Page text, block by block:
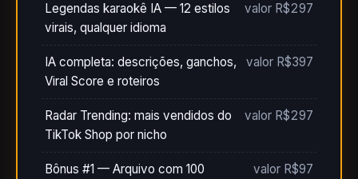
Legendas karaokê IA — 12 estilos
virais, qualquer idioma
valor R$297
IA completa: descrições, ganchos,
Viral Score e roteiros
valor R$397
Radar Trending: mais vendidos do
TikTok Shop por nicho
valor R$297
Bônus #1 — Arquivo com 100 valor R$97